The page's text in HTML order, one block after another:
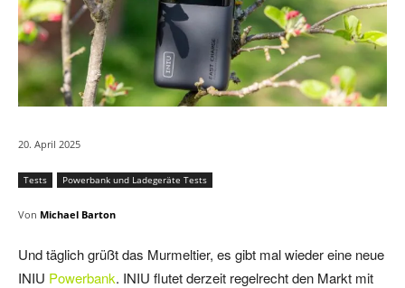
20. April 2025
Tests Powerbank und Ladegeräte Tests
Von Michael Barton
Und täglich grüßt das Murmeltier, es gibt mal wieder eine neue
INIU Powerbank. INIU flutet derzeit regelrecht den Markt mit